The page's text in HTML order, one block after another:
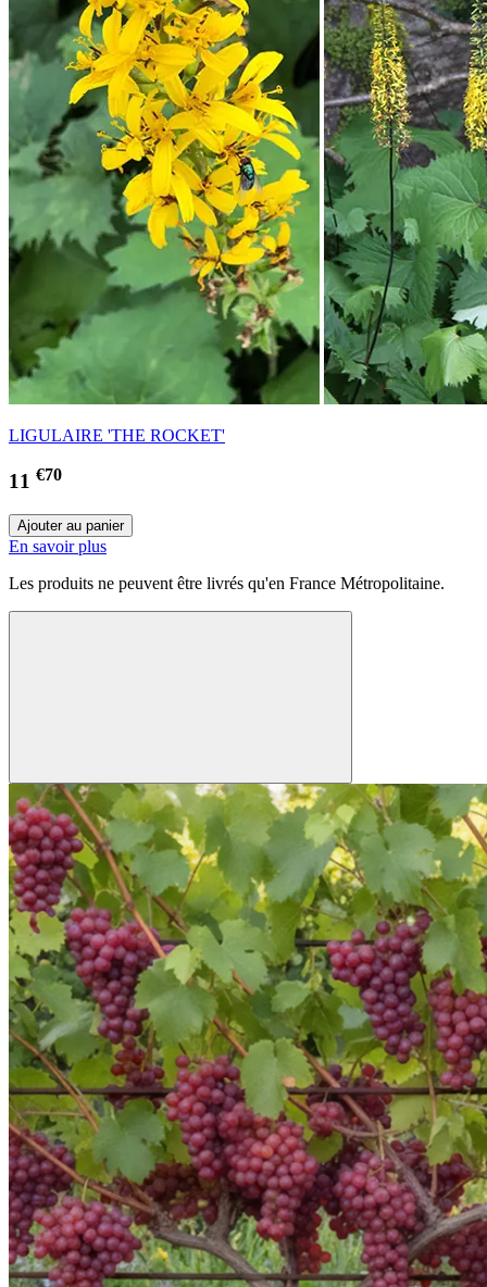
LIGULAIRE 'THE ROCKET'
11 €70
En savoir plus
Les produits ne peuvent être livrés qu'en France Métropolitaine.